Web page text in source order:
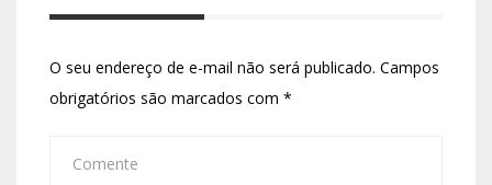
O seu endereço de e-mail não será publicado. Campos
obrigatórios são marcados com *